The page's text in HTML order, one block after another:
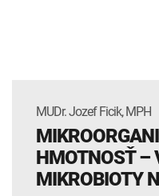
MUDr. Jozef Ficik, MPH
HMOTNOSŤ –
MIKROBIOTY